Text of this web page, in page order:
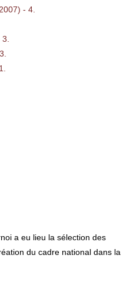
- 4.
a eu lieu la sélection des
du cadre national dans la